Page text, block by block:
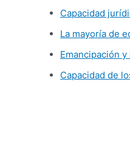
Capacidad
La mayoría de
Emancipación
Capacidad de